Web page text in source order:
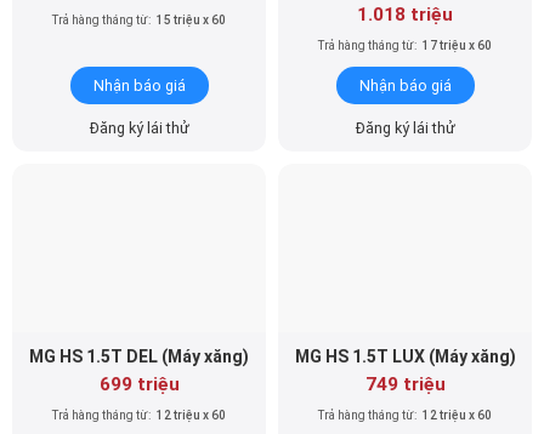
Trả hàng tháng từ: 15 triệu x 60
Nhận báo giá
Đăng ký lái thử
1.018 triệu
Trả hàng tháng từ: 17 triệu x 60
Nhận báo giá
Đăng ký lái thử
MG HS 1.5T DEL (Máy xăng)
699 triệu
Trả hàng tháng từ: 12 triệu x 60
MG HS 1.5T LUX (Máy xăng)
749 triệu
Trả hàng tháng từ: 12 triệu x 60